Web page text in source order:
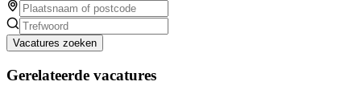
Vacatures zoeken
Gerelateerde vacatures